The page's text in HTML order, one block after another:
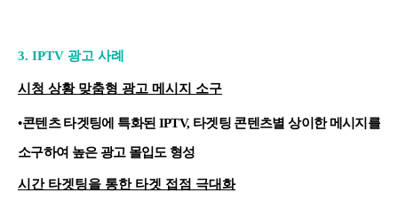
3. IPTV 광고 사례
시청 상황 맞춤형 광고 메시지 소구
•콘텐츠 타겟팅에 특화된 IPTV, 타겟팅 콘텐츠별 상이한 메시지를
소구하여 높은 광고 몰입도 형성
시간 타겟팅을 통한 타겟 접점 극대화